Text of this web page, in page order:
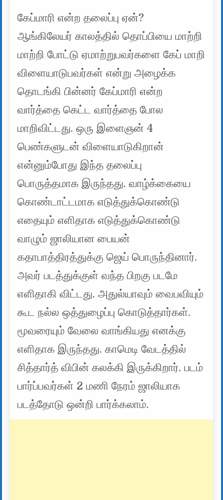
கேப்மாரி என்ற தலைப்பு ஏன்?
ஆங்கிலேயர் காலத்தில் தொப்பியை மாற்றி
மாற்றி போட்டு ஏமாற்றுபவர்களை கேப் மாறி
விளையாடுபவர்கள் என்று அழைக்க
தொடங்கி பின்னர் கேப்மாரி என்ற
வார்த்தை கெட்ட வார்த்தை போல
மாறிவிட்டது. ஒரு இளைஞன் 4
பெண்களுடன் விளையாடுகிறான்
என்னும்போது இந்த தலைப்பு
பொருத்தமாக இருந்தது. வாழ்க்கையை
கொண்டாட்டமாக எடுத்துக்கொண்டு
எதையும் எளிதாக எடுத்துக்கொண்டு
வாழும் ஜாலியான பையன்
கதாபாத்திரத்துக்கு ஜெய் பொருந்தினார்.
அவர் படத்துக்குள் வந்த பிறகு படமே
எளிதாகி விட்டது. அதுல்யாவும் வைபவியும்
கூட நல்ல ஒத்துழைப்பு கொடுத்தார்கள்.
மூவரையும் வேலை வாங்கியது எனக்கு
எளிதாக இருந்தது. காமெடி வேடத்தில்
சித்தார்த் விபின் கலக்கி இருக்கிறார். படம்
பார்ப்பவர்கள் 2 மணி நேரம் ஜாலியாக
படத்தோடு ஒன்றி பார்க்கலாம்.